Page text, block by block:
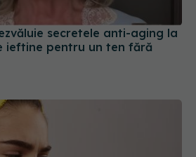
ieftine pentru un ten fără